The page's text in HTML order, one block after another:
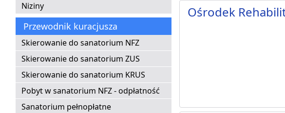
Niziny
Przewodnik kuracjusza
Skierowanie do sanatorium NFZ
Skierowanie do sanatorium ZUS
Skierowanie do sanatorium KRUS
Pobyt w sanatorium NFZ - odpłatność
Sanatorium pełnopłatne
Ośrodek